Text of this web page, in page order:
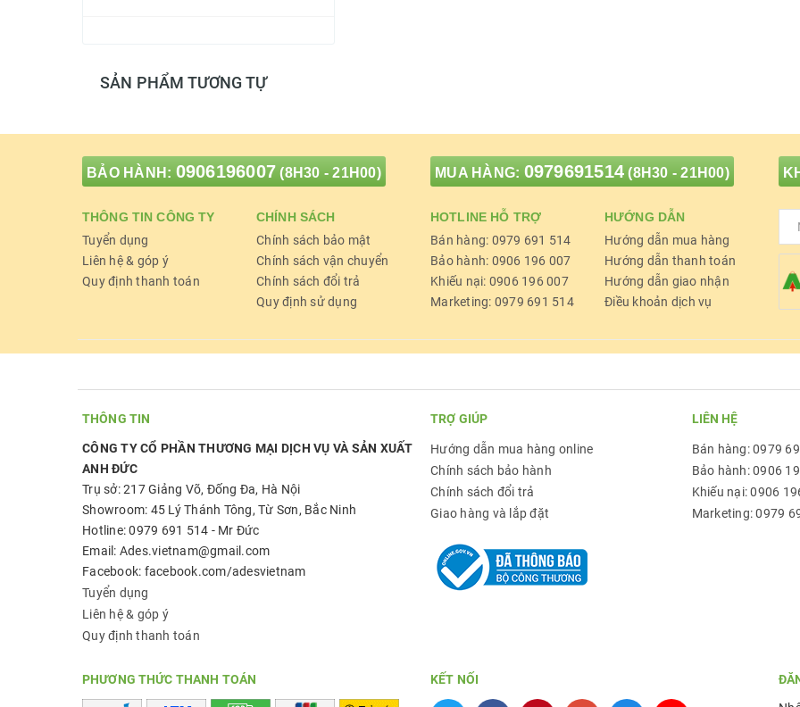
SẢN PHẨM TƯƠNG TỰ
BẢO HÀNH: 0906196007 (8H30 - 21H00) MUA HÀNG: 0979691514 (8H30 - 21H00)
THÔNG TIN CÔNG TY
Tuyển dụng
Liên hệ & góp ý
Quy định thanh toán
CHÍNH SÁCH
Chính sách bảo mật
Chính sách vận chuyển
Chính sách đổi trả
Quy định sử dụng
HOTLINE HỖ TRỢ
Bán hàng: 0979 691 514
Bảo hành: 0906 196 007
Khiếu nại: 0906 196 007
Marketing: 0979 691 514
HƯỚNG DẪN
Hướng dẫn mua hàng
Hướng dẫn thanh toán
Hướng dẫn giao nhận
Điều khoản dịch vụ
THÔNG TIN
CÔNG TY CỔ PHẦN THƯƠNG MẠI DỊCH VỤ VÀ SẢN XUẤT
ANH ĐỨC
Trụ sở: 217 Giảng Võ, Đống Đa, Hà Nội
Showroom: 45 Lý Thánh Tông, Từ Sơn, Bắc Ninh
Hotline: 0979 691 514 - Mr Đức
Email: Ades.vietnam@gmail.com
Facebook: facebook.com/adesvietnam
Tuyển dụng
Liên hệ & góp ý
Quy định thanh toán
TRỢ GIÚP
Hướng dẫn mua hàng online
Chính sách bảo hành
Chính sách đổi trả
Giao hàng và lắp đặt
LIÊN HỆ
Bán hàng: 0979
Bảo hành: 0906
Khiếu nại: 0906
Marketing: 0979
PHƯƠNG THỨC THANH TOÁN KẾT NỐI